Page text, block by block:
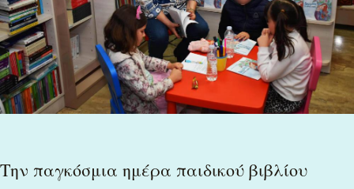
Την παγκόσμια ημέρα παιδικού βιβλίου
βιβλίου
γιόρτασε
το
βιβλιοπωλείο
–